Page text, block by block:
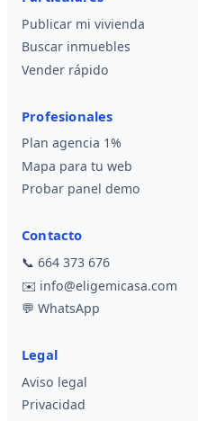
Publicar mi vivienda
Buscar inmuebles
Vender rápido
Profesionales
Plan agencia 1%
Mapa para tu web
Probar panel demo
Contacto
📞 664 373 676
✉️ info@eligemicasa.com
💬 WhatsApp
Legal
Aviso legal
Privacidad